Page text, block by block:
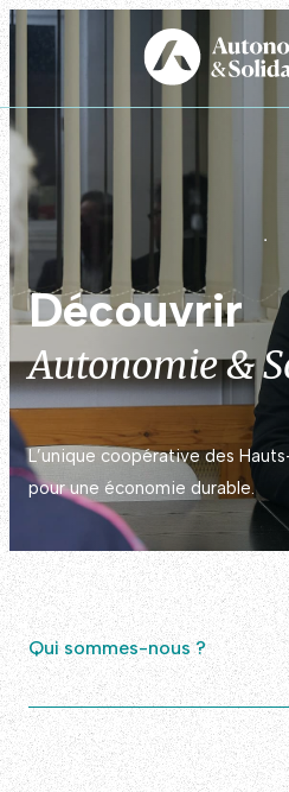
Découvrir
Autonomie &
L’unique coopérative des
pour une économie durable.
Qui sommes-nous ?